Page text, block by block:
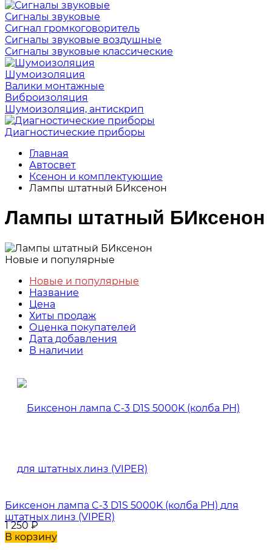
Сигналы звуковые
Сигнал громкоговоритель
Сигналы звуковые воздушные
Сигналы звуковые классические
Шумоизоляция
Валики монтажные
Виброизоляция
Шумоизоляция, антискрип
Диагностические приборы
Главная
Автосвет
Ксенон и комплектующие
Лампы штатный БИксенон
Лампы штатный БИксенон
Новые и популярные
Новые и популярные
Название
Цена
Хиты продаж
Оценка покупателей
Дата добавления
В наличии
Биксенон лампа C-3 D1S 5000K (колба PH) для
штатных линз (VIPER)
1 250₽
В корзину